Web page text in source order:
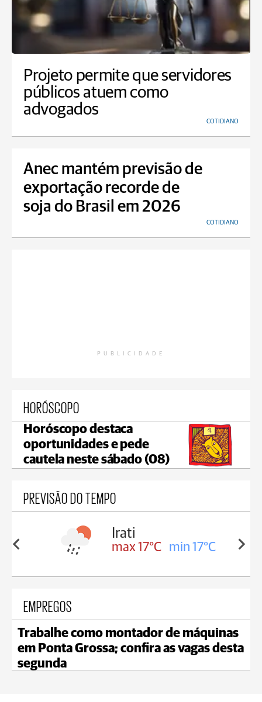
Projeto permite que servidores
públicos atuem como
advogados
COTIDIANO
Anec mantém previsão de
exportação recorde de
soja do Brasil em 2026
COTIDIANO
PUBLICIDADE
HORÓSCOPO
Horóscopo destaca
oportunidades e pede
cautela neste sábado (08)
PREVISÃO DO TEMPO
16°C
Irati
max 17°C min 17°C
EMPREGOS
Trabalhe como montador de máquinas
em Ponta Grossa; confira as vagas desta
segunda